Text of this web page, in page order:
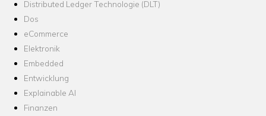
Distributed Ledger Technologie (DLT)
Dos
eCommerce
Elektronik
Embedded
Entwicklung
Explainable AI
Finanzen